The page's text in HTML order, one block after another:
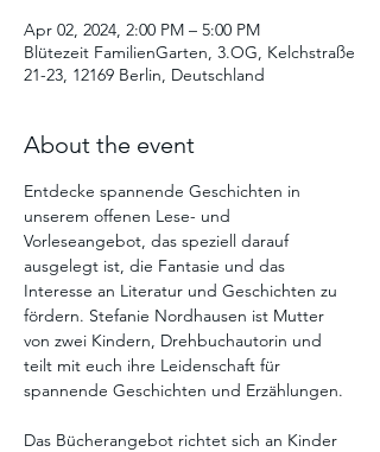
Apr 02, 2024, 2:00 PM – 5:00 PM
Blütezeit FamilienGarten, 3.OG, Kelchstraße
21-23, 12169 Berlin, Deutschland
About the event
Entdecke spannende Geschichten in
unserem offenen Lese- und
Vorleseangebot, das speziell darauf
ausgelegt ist, die Fantasie und das
Interesse an Literatur und Geschichten zu
fördern. Stefanie Nordhausen ist Mutter
von zwei Kindern, Drehbuchautorin und
teilt mit euch ihre Leidenschaft für
spannende Geschichten und Erzählungen.
Das Bücherangebot richtet sich an Kinder